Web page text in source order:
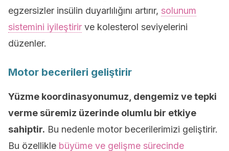
egzersizler insülin duyarlılığını artırır, solunum
sistemini iyileştirir ve kolesterol seviyelerini
düzenler.
Motor becerileri geliştirir
Yüzme koordinasyonumuz, dengemiz ve tepki
verme süremiz üzerinde olumlu bir etkiye
sahiptir. Bu nedenle motor becerilerimizi geliştirir.
Bu özellikle büyüme ve gelişme sürecinde